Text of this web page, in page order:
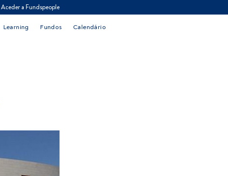
Aceder a Fundspeople
Learning Fundos Calendário